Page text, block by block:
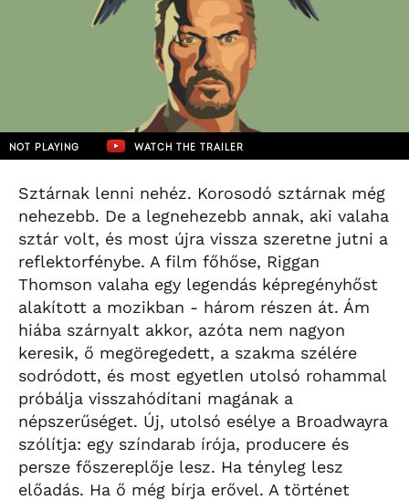
NOT PLAYING WATCH THE TRAILER
Sztárnak lenni nehéz. Korosodó sztárnak még
nehezebb. De a legnehezebb annak, aki valaha
sztár volt, és most újra vissza szeretne jutni a
reflektorfénybe. A film főhőse, Riggan
Thomson valaha egy legendás képregényhőst
alakított a mozikban - három részen át. Ám
hiába szárnyalt akkor, azóta nem nagyon
keresik, ő megöregedett, a szakma szélére
sodródott, és most egyetlen utolsó rohammal
próbálja visszahódítani magának a
népszerűséget. Új, utolsó esélye a Broadwayra
szólítja: egy színdarab írója, producere és
persze főszereplője lesz. Ha tényleg lesz
előadás. Ha ő még bírja erővel. A történet